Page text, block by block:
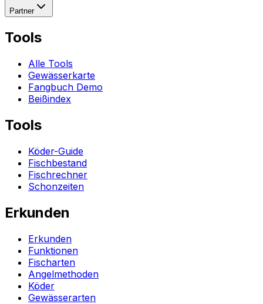
Partner
Tools
Alle Tools
Gewässerkarte
Fangbuch Demo
Beißindex
Tools
Köder-Guide
Fischbestand
Fischrechner
Schonzeiten
Erkunden
Erkunden
Funktionen
Fischarten
Angelmethoden
Köder
Gewässerarten